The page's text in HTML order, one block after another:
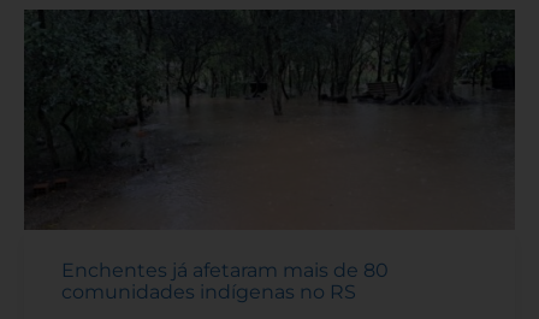
Enchentes já afetaram mais de 80
comunidades indígenas no RS